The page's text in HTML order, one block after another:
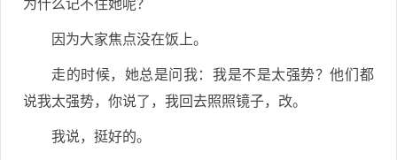
为什么记不住她呢？
因为大家焦点没在饭上。
走的时候，她总是问我：我是不是太强势？他们都
说我太强势，你说了，我回去照照镜子，改。
我说，挺好的。